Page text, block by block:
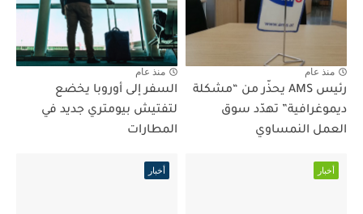
منذ عام
رئيس AMS يحذّر من “مشكلة
ديموغرافية” تهدّد سوق
العمل النمساوي
منذ عام
السفر إلى أوروبا يخضع
لتفتيش بيومتري جديد في
المطارات
أخبار أخبار